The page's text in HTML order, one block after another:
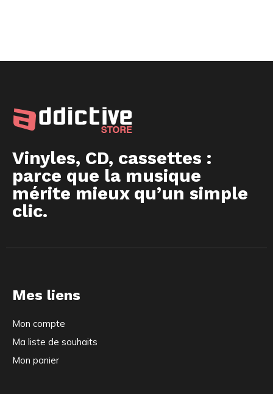
Vinyles, CD, cassettes :
parce que la musique
mérite mieux qu’un simple
clic.
Mes liens
Mon compte
Ma liste de souhaits
Mon panier